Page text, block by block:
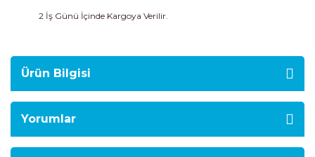
2 İş Günü İçinde Kargoya Verilir.
Ürün Bilgisi
Yorumlar